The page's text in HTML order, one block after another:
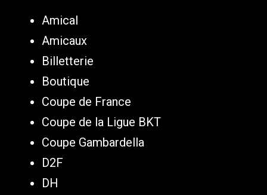
Amical
Amicaux
Billetterie
Boutique
Coupe de France
Coupe de la Ligue BKT
Coupe Gambardella
D2F
DH